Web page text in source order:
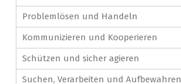
Problemlösen und Handeln
Kommunizieren und Kooperieren
Schützen und sicher agieren
Suchen, Verarbeiten und Aufbewahren